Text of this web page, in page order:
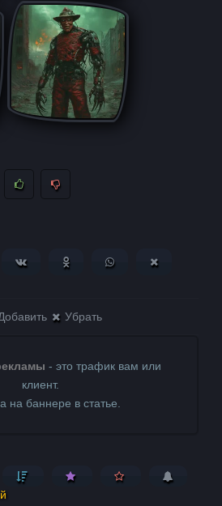
в Telegram
Поделиться ВКонтактеПоделиться в
Поделиться в
Убрать
- это трафик вам или
клиент.
на баннере в статье.